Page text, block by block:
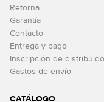
Retorna
Garantía
Contacto
Entrega y pago
Inscripción de
Gastos de envío
CATÁLOGO